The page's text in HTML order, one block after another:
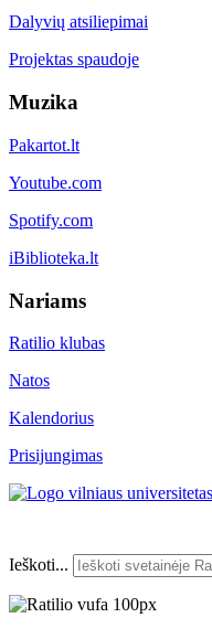
Dalyvių atsiliepimai
Projektas spaudoje
Muzika
Pakartot.lt
Youtube.com
Spotify.com
iBiblioteka.lt
Nariams
Ratilio klubas
Natos
Kalendorius
Prisijungimas
Ieškoti...